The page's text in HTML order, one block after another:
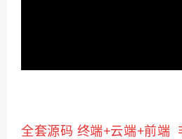
全套源码 终端+云端+前端